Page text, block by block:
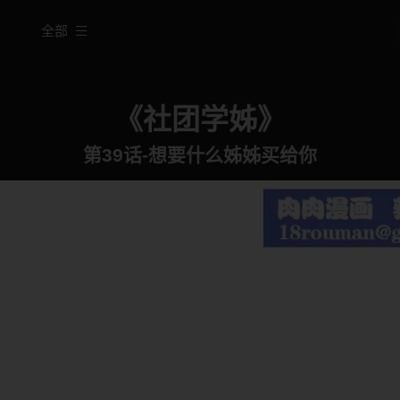
全部
《社团学姊》
第39话-想要什么姊姊买给你